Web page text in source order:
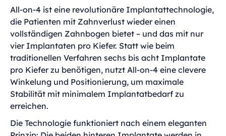
All-on-4 ist eine revolutionäre Implantattechnologie,
die Patienten mit Zahnverlust wieder einen
vollständigen Zahnbogen bietet – und das mit nur
vier Implantaten pro Kiefer. Statt wie beim
traditionellen Verfahren sechs bis acht Implantate
pro Kiefer zu benötigen, nutzt All-on-4 eine clevere
Winkelung und Positionierung, um maximale
Stabilität mit minimalem Implantatbedarf zu
erreichen.
Die Technologie funktioniert nach einem eleganten